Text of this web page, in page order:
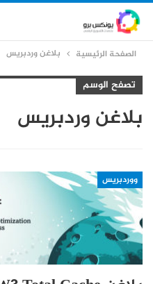
الصفحة الرئيسية بلاغن وردبريس
تصفح الوسم
بلاغن وردبريس
ووردبريس